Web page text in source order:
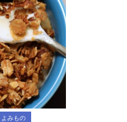
よみもの